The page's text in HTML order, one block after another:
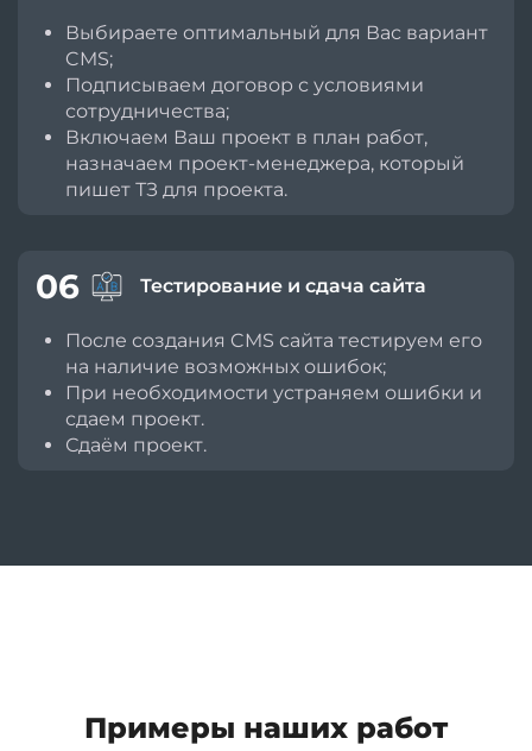
Выбираете оптимальный для Вас вариант
CMS;
Подписываем договор с условиями
сотрудничества;
Включаем Ваш проект в план работ,
назначаем проект-менеджера, который
пишет ТЗ для проекта.
06 Тестирование и сдача сайта
После создания CMS сайта тестируем его
на наличие возможных ошибок;
При необходимости устраняем ошибки и
сдаем проект.
Сдаём проект.
Примеры наших работ